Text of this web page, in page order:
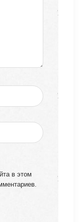
в этом